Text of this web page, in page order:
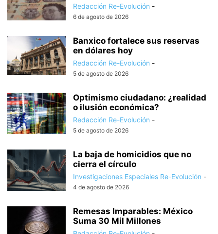
Redacción Re-Evolución -
6 de agosto de 2026
Banxico fortalece sus reservas
en dólares hoy
Redacción Re-Evolución -
5 de agosto de 2026
Optimismo ciudadano: ¿realidad
o ilusión económica?
Redacción Re-Evolución -
5 de agosto de 2026
La baja de homicidios que no
cierra el círculo
Investigaciones Especiales Re-Evolución -
4 de agosto de 2026
Remesas Imparables: México
Suma 30 Mil Millones